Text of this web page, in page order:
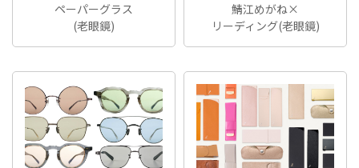
ペーパーグラス
(老眼鏡)
鯖江めがね×
リーディング(老眼鏡)